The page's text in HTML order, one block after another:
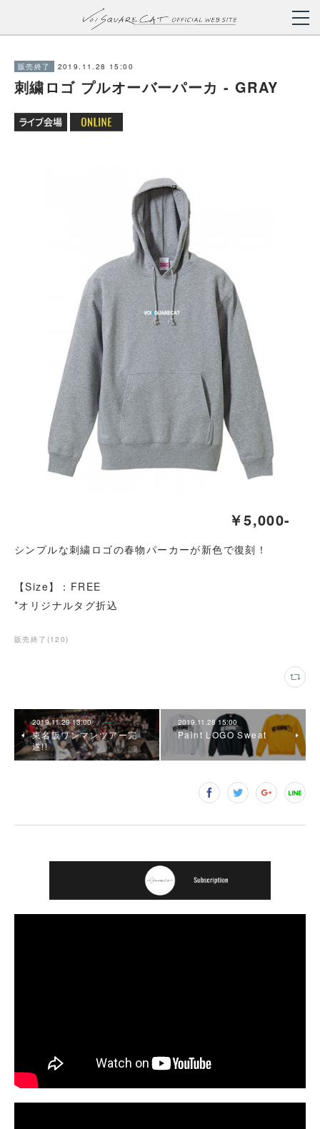
販売終了 2019.11.28 15:00
刺繍ロゴ プルオーバーパーカ - GRAY
￥5,000-
シンプルな刺繍ロゴの春物パーカーが新色で復刻！
【Size】：FREE
*オリジナルタグ折込
販売終了 (120)
2019.11.29 13:00
東名阪ワンマンツアー完
遂!!
2019.11.28 15:00
Paint LOGO Sweat